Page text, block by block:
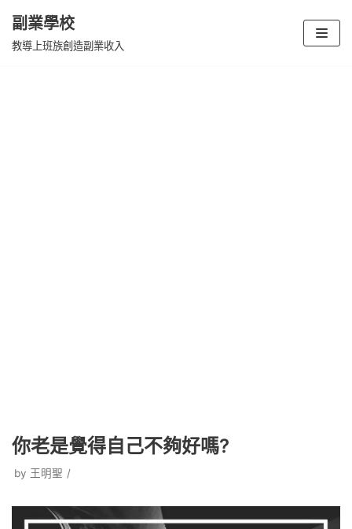
Skip
副業學校
教導上班族創造副業收入
你老是覺得自己不夠好嗎?
by 王明聖